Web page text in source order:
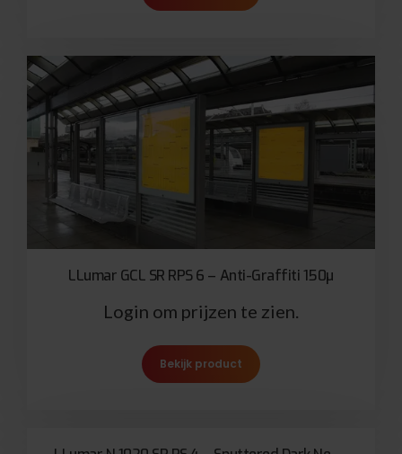
LLumar GCL SR RPS 6 – Anti-Graffiti 150µ
Login om prijzen te zien.
Bekijk product